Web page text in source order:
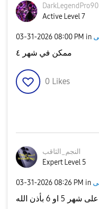
DarkLegendPro90
Active Level 7
‎03-31-2026 08:00 PM in
ممكن في شهر ٤
0 Likes
النجم_الثاقب
Expert Level 5
‎03-31-2026 08:26 PM in
على شهر 5 او 6 بأذن الله